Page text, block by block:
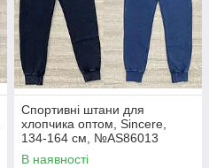
Спортивні штани для
хлопчика оптом, Sincere,
134-164 см, №AS86013
В наявності